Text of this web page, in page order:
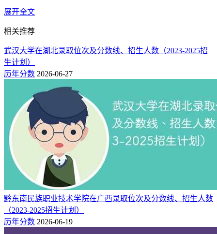
吐鲁番职业技术学院2025年在新疆最低录取分数线为：（普通
类专科）文科193分、理科196分。
其他批次：（普通类专科（单列类外语））理科219分、文科
235分。
二、吐鲁番职业技术学院2025录取分数线（在外省
1、在江西省（普通类专科）最低录取分数分别为：物理类240
分、历史类312分。
2、在甘肃省（普通类专科）最低录取分数分别为：物理类193
分、历史类264分。
3、在湖北省（普通类专科）最低录取分数分别为：物理类306
分、历史类317分。
4、在浙江省（普通类2段）最低录取分数为：综合类346分。
附：吐鲁番职业技术学院录取分数线一览表
展开全文
相关推荐
武汉大学在湖北录取位次及分数线、招生人数（2023-2025招
生计划）
历年分数 2026-06-27
黔东南民族职业技术学院在广西录取位次及分数线、招生人数
（2023-2025招生计划）
历年分数 2026-06-19